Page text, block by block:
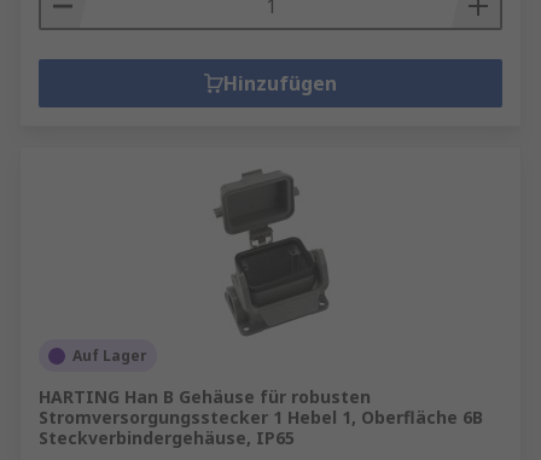
Hinzufügen
Auf Lager
HARTING Han B Gehäuse für robusten
Stromversorgungsstecker 1 Hebel 1, Oberfläche 6B
Steckverbindergehäuse, IP65